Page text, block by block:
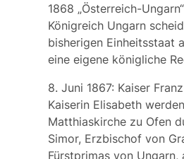
1868 „Österreich-
Königreich Ungarn
bisherigen Einheitsstaat
eine eigene königliche
8. Juni 1867: Kaiser
Kaiserin Elisabeth
Matthiaskirche zu Ofen
Simor, Erzbischof von
Fürstprimas von Ungarn,